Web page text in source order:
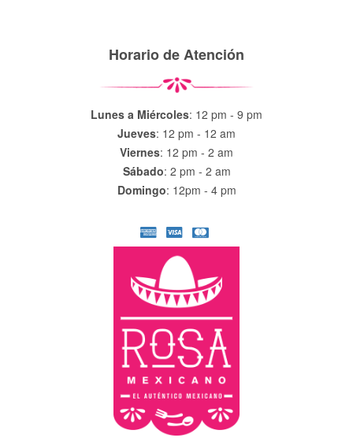
Horario de Atención
Lunes a Miércoles: 12 pm - 9 pm
Jueves: 12 pm - 12 am
Viernes: 12 pm - 2 am
Sábado: 2 pm - 2 am
Domingo: 12pm - 4 pm